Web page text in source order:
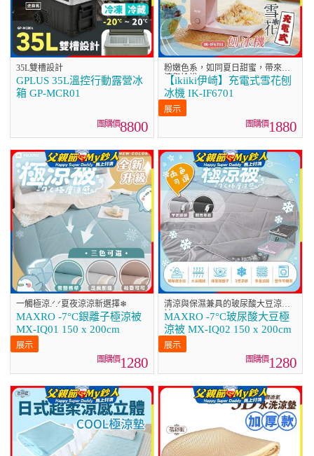
35L雙槽設計
GPLUS 35L溫控行動露營冰
箱 GP-MCR01
8800
粉嫩色系，如同夏日甜蜜，帶來清
涼與愉悅❆
【ikiiki伊崎】充電式雪花刨
冰機 IK-IF6701
1880
一觸極涼.ᐟ.ᐟ夏夜涼涼新選擇❄
MAXRO -7°C銀離子極涼被
MX-IQ01 150 x 200cm
1280
清涼與保濕兼具的玻尿酸大豆涼
被.ᐟ.ᐟ
MAXRO -7°C玻尿酸大豆極
涼被 MX-IQ02 150 x 200cm
1280